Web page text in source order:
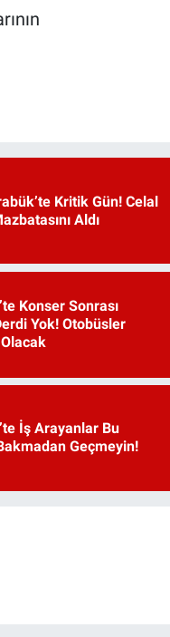
Kritik Gün! Celal
Aldı
Konser Sonrası
Yok! Otobüsler
İş Arayanlar Bu
Geçmeyin!